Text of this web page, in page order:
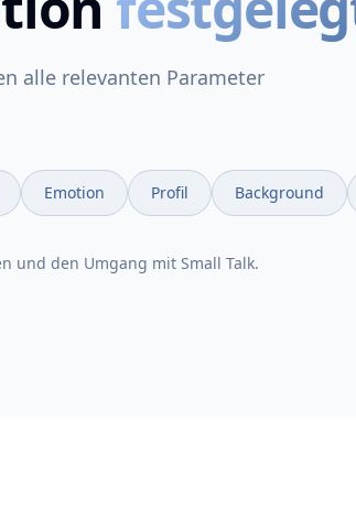
alle relevanten Parameter
Emotion Profil Background
und den Umgang mit Small Talk.